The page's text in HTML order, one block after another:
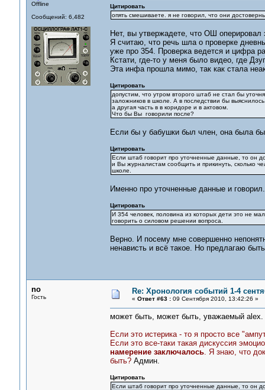
Offline
Сообщений: 6,482
Цитировать
опять смешиваете. я не говорил, что они
Нет, вы утвержадете, что ОШ оперировал
Я считаю, что речь шла о проверке
уже про 354. Проверка ведется и цифра
Кстати, где-то у меня было видео, где
Эта инфа прошла мимо, так как стала
Цитировать
допустим, что утром второго штаб не стал бы
заложников в школе. А в последствии бы
а другая часть в в коридоре и в актовом.
Что бы Вы говорили после?
Если бы у бабушки был член, она была
Цитировать
Если штаб говорит про уточненные данные, то он
и Вы журналистам сообщить и прикинуть, сколько
школе.
Именно про уточненные данные и
Цитировать
И 354 человек, половина из которых дети это не
говорить о силовом решении вопроса.
Верно. И посему мне совершенно
ненависть и всё такое. Но предлагаю
no
Гость
Re: Хронология событий 1-4
« Ответ #63 :09 Сентября 2010, 13:42:26 »
может быть, может быть, уважаемый
Если это истерика - то я просто все
Если это все-таки такая дискуссия
намерение заключалось. Я знаю, что
быть?Админ.
Цитировать
Если штаб говорит про уточненные данные, то он